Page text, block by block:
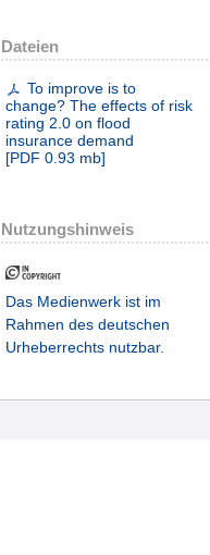
Dateien
To improve is to
change? The effects of risk
rating 2.0 on flood
insurance demand
[PDF 0.93 mb]
Nutzungshinweis
Das Medienwerk ist im
Rahmen des deutschen
Urheberrechts nutzbar.